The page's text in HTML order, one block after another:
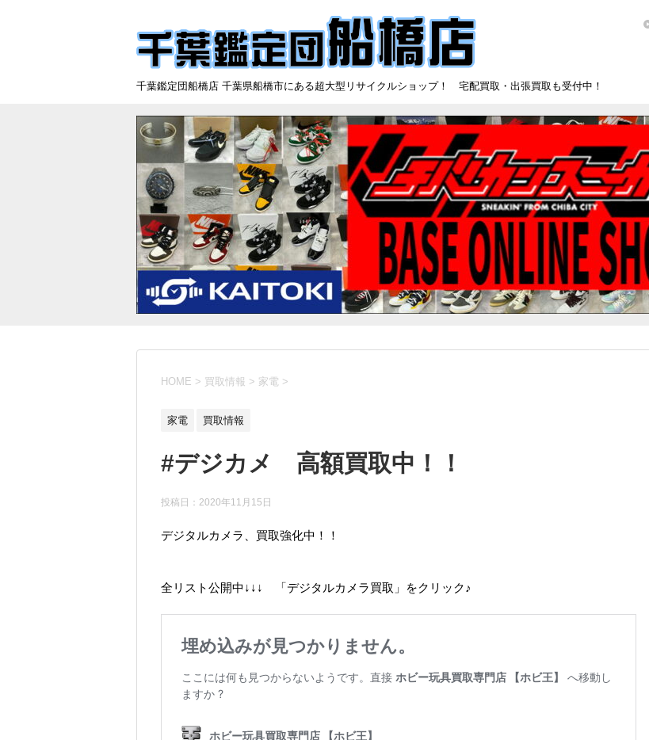
千葉鑑定団船橋店 千葉県船橋市にある超大型リサイクルショップ！ 宅配買取・出張買取も受付中！
HOME > 買取情報 > 家電 >
家電 買取情報
#デジカメ 高額買取中！！
投稿日： 2020年11月15日
デジタルカメラ、買取強化中！！
全リスト公開中↓↓↓ 「デジタルカメラ買取」をクリック♪